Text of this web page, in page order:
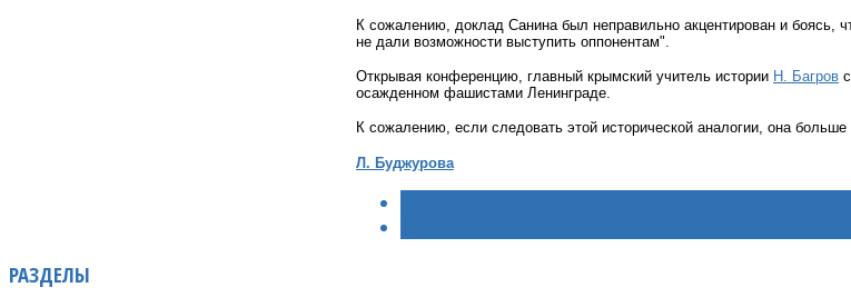
К сожалению, доклад Санина был неправильно акцентирован и боясь,
не дали возможности выступить оппонентам".
Открывая конференцию, главный крымский учитель истории Н. Багров
осажденном фашистами Ленинграде.
К сожалению, если следовать этой исторической аналогии, она
Л. Буджурова
РАЗДЕЛЫ